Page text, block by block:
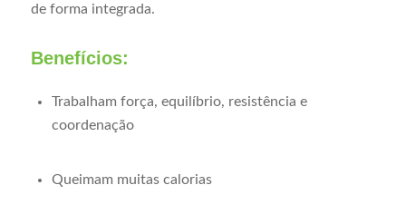
de forma integrada.
Benefícios:
Trabalham força, equilíbrio, resistência e
coordenação
Queimam muitas calorias